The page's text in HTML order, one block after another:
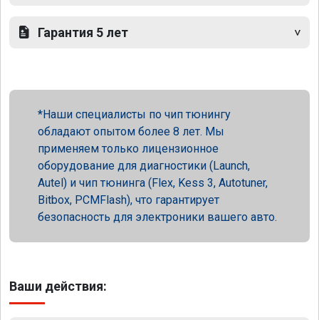
Гарантия 5 лет
Наши специалисты по чип тюнингу
обладают опытом более 8 лет. Мы
применяем только лицензионное
оборудование для диагностики (Launch,
Autel) и чип тюнинга (Flex, Kess 3, Autotuner,
Bitbox, PCMFlash), что гарантирует
безопасность для электроники вашего авто.
Ваши действия: